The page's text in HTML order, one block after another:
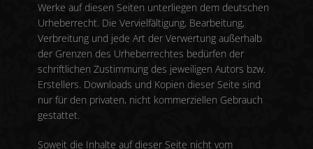
Werke auf diesen Seiten unterliegen dem deutschen
Urheberrecht. Die Vervielfältigung, Bearbeitung,
Verbreitung und jede Art der Verwertung außerhalb
der Grenzen des Urheberrechtes bedürfen der
schriftlichen Zustimmung des jeweiligen Autors bzw.
Erstellers. Downloads und Kopien dieser Seite sind
nur für den privaten, nicht kommerziellen Gebrauch
gestattet.
Soweit die Inhalte auf dieser Seite nicht vom